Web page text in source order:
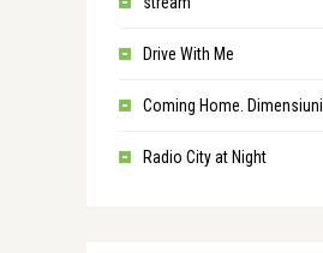
Drive With Me
Coming Home. Dimensiuni
Radio City at Night